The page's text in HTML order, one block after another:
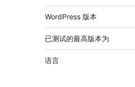
WordPress 版本
已测试的最高版本为
语言